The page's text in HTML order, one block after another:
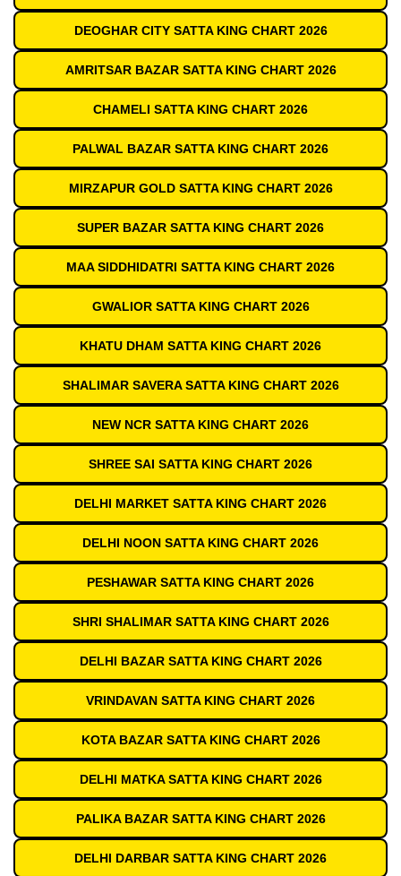
DEOGHAR CITY SATTA KING CHART 2026
AMRITSAR BAZAR SATTA KING CHART 2026
CHAMELI SATTA KING CHART 2026
PALWAL BAZAR SATTA KING CHART 2026
MIRZAPUR GOLD SATTA KING CHART 2026
SUPER BAZAR SATTA KING CHART 2026
MAA SIDDHIDATRI SATTA KING CHART 2026
GWALIOR SATTA KING CHART 2026
KHATU DHAM SATTA KING CHART 2026
SHALIMAR SAVERA SATTA KING CHART 2026
NEW NCR SATTA KING CHART 2026
SHREE SAI SATTA KING CHART 2026
DELHI MARKET SATTA KING CHART 2026
DELHI NOON SATTA KING CHART 2026
PESHAWAR SATTA KING CHART 2026
SHRI SHALIMAR SATTA KING CHART 2026
DELHI BAZAR SATTA KING CHART 2026
VRINDAVAN SATTA KING CHART 2026
KOTA BAZAR SATTA KING CHART 2026
DELHI MATKA SATTA KING CHART 2026
PALIKA BAZAR SATTA KING CHART 2026
DELHI DARBAR SATTA KING CHART 2026